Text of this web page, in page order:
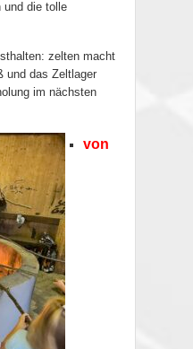
und die tolle
zelten macht
und das Zeltlager
im nächsten
von